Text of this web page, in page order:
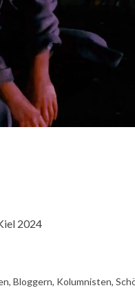
2024
Bloggern, Kolumnisten,